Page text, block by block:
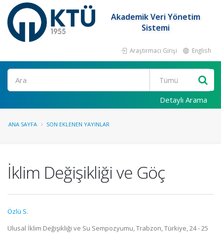
Akademik Veri Yönetim
Sistemi
Araştırmacı Girişi English
Ara
Detaylı Arama
ANA SAYFA SON EKLENEN YAYINLAR
İklim Değişikliği ve Göç
Özlü S.
Ulusal İklim Değişikliği ve Su Sempozyumu, Trabzon, Türkiye, 24 - 25